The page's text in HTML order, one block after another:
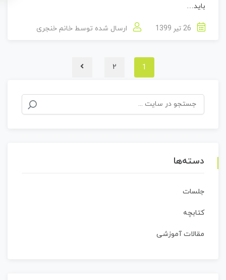
باید…
ارسال شده توسط خانم خنجری
1
2
جستجو
برای:
دسته‌ها
جلسات
کتابچه
مقالات آموزشی